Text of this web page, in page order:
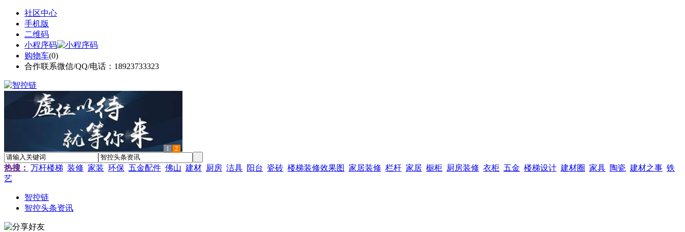
社区中心
手机版
二维码
小程序码
购物车(0)
合作联系微信/QQ/电话：18923733323
1 2
热搜： 万杆楼梯 装修 家装 环保 五金配件 佛山 建材 厨房 洁具 阳台 瓷砖 楼梯装修效果图 家居装修 栏杆 家居 橱柜 厨房装修 衣柜 五金 楼梯设计 建材圈 家具 陶瓷 建材之事 铁
艺
智控链
智控头条资讯